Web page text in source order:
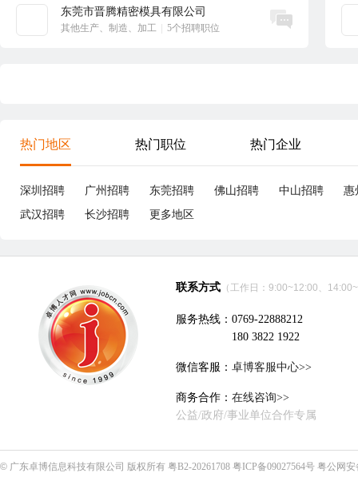
东莞市晋腾精密模具有限公司
其他生产、制造、加工 5个招聘职位
立即沟通
热门地区 热门职位 热门企业
深圳招聘 广州招聘 东莞招聘 佛山招聘 中山招聘
惠
武汉招聘
长沙招聘 更多地区
联系方式 （工作日：9:00~12:00、
服务热线：0769-22888212
180 3822 1922
微信客服： 卓博客服中心>>
商务合作： 在线咨询>>
公益/政府/事业单位合作专属
© 广东卓博信息科技有限公司 版权所有 粤B2-20261708 粤ICP备09027564号 粤公网安